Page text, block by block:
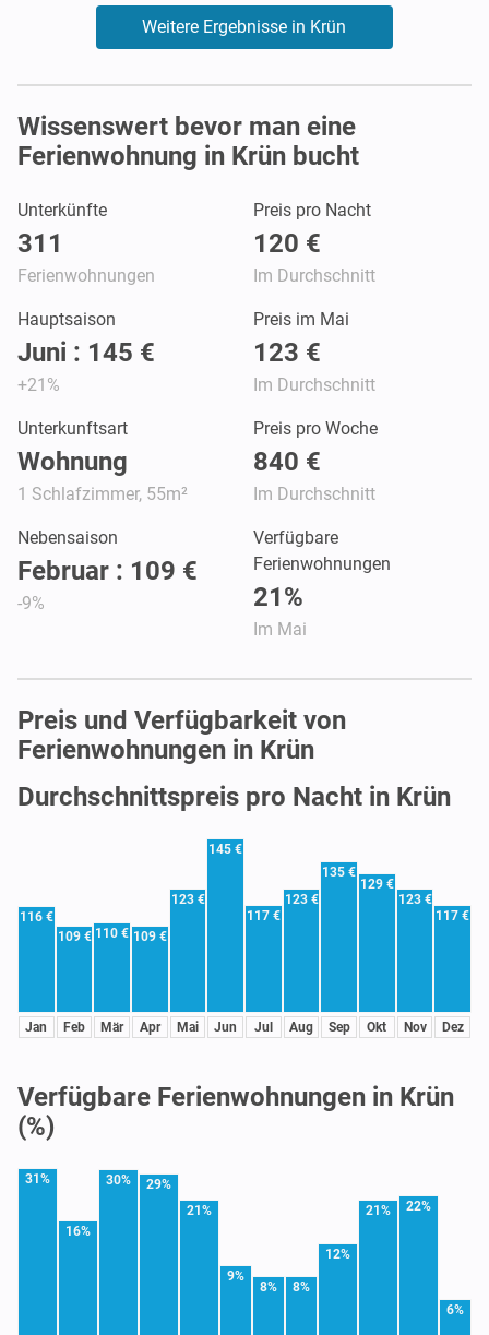
Weitere Ergebnisse in Krün
Wissenswert bevor man eine
Ferienwohnung in Krün bucht
Unterkünfte
311
Ferienwohnungen
Preis pro Nacht
120 €
Im Durchschnitt
Hauptsaison
Juni : 145 €
+21%
Preis im Mai
123 €
Im Durchschnitt
Unterkunftsart
Wohnung
1 Schlafzimmer, 55m²
Preis pro Woche
840 €
Im Durchschnitt
Nebensaison
Februar : 109 €
-9%
Verfügbare
Ferienwohnungen
21%
Im Mai
Preis und Verfügbarkeit von
Ferienwohnungen in Krün
Durchschnittspreis pro Nacht in Krün
116 €
Jan
109 €
Feb
110 €
Mär
109 €
Apr
123 €
Mai
145 €
Jun
117 €
Jul
123 €
Aug
135 €
Sep
129 €
Okt
123 €
Nov
117 €
Dez
Verfügbare Ferienwohnungen in Krün
(%)
31%
16%
30%
29%
21%
9%
8% 8%
12%
21% 22%
6%